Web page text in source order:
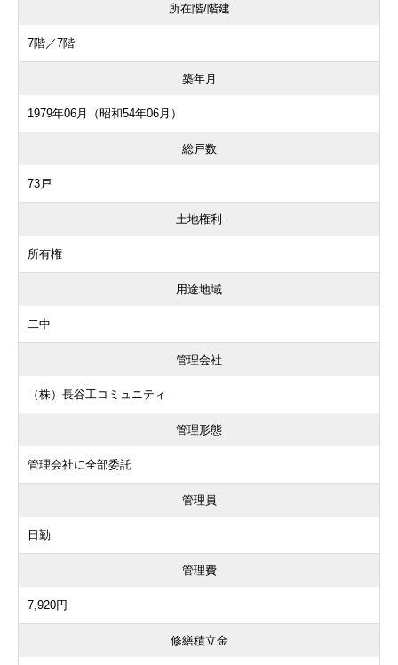
所在階/階建
7階／7階
築年月
1979年06月（昭和54年06月）
総戸数
73戸
土地権利
所有権
用途地域
二中
管理会社
（株）長谷工コミュニティ
管理形態
管理会社に全部委託
管理員
日勤
管理費
7,920円
修繕積立金